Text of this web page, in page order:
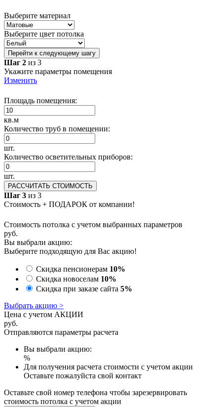
Выберите материал
Выберите цвет потолка
Перейти к следующему шагу
Шаг 2 из 3
Укажите параметры помещения
Изменить
Площадь помещения:
кв.м
Количество труб в помещении:
шт.
Количество осветительных приборов:
шт.
РАССЧИТАТЬ СТОИМОСТЬ
Шаг 3 из 3
Стоимость + ПОДАРОК от компании!
Стоимость потолка с учетом выбранных параметров
руб.
Вы выбрали акцию:
Выберите подходящую для Вас акцию!
Скидка пенсионерам 10%
Скидка новоселам 10%
Скидка при заказе сайта 5%
Выбрать акцию >
Цена с учетом АКЦИИ
руб.
Отправляются параметры расчета
Вы выбрали акцию:
%
Для получения расчета стоимости с учетом акции
Оставьте пожалуйста свой контакт
Оставьте свой номер телефона чтобы зарезервировать
стоимость потолка с учетом акции